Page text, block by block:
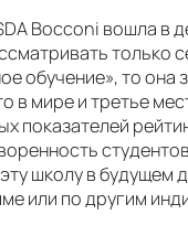
Bocconi вошла в
только
обучение», то она
в мире и третье
показателей
школу в будущем
или по другим